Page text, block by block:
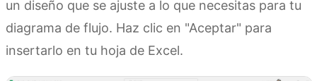
un diseño que se ajuste a lo que necesitas para tu
diagrama de flujo. Haz clic en "Aceptar" para
insertarlo en tu hoja de Excel.